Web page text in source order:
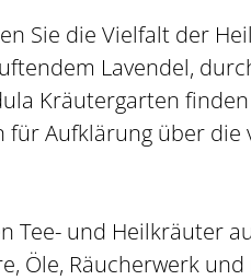
Sie die Vielfalt der
Lavendel,
Kräutergarten
Aufklärung über die
Tee- und Heilkräuter
Öle, Räucherwerk